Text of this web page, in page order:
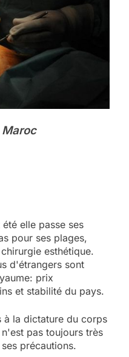
Maroc
elle passe ses
pour ses plages,
esthétique.
d'étrangers sont
prix
et stabilité du pays.
à la dictature du corps
pas toujours très
précautions.